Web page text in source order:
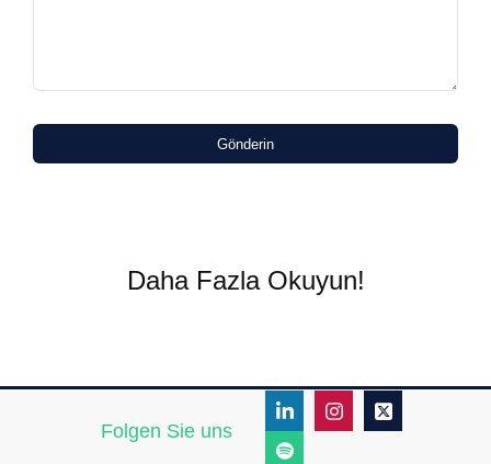
Gönderin
Daha Fazla Okuyun!
Folgen Sie uns